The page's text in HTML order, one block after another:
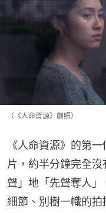
（《人命資源》劇照）
《人命資源》的第
片，約半分鐘完全
聲」地「先聲奪人
細節、別樹一幟的